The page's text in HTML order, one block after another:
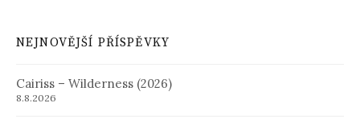
NEJNOVĚJŠÍ PŘÍSPĚVKY
Cairiss – Wilderness (2026)
8.8.2026